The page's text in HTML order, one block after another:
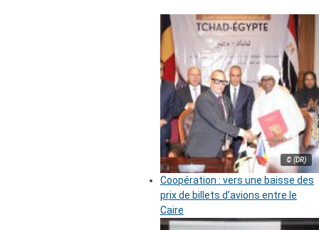
© (DR)
Coopération : vers une baisse des
prix de billets d’avions entre le
Caire